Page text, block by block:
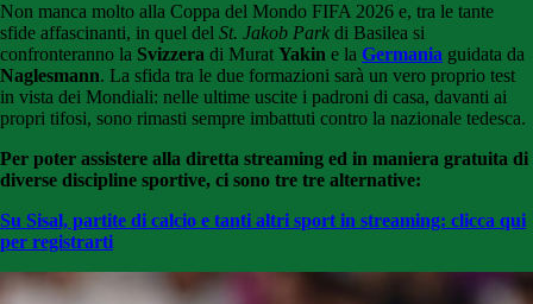
Non manca molto alla Coppa del Mondo FIFA 2026 e, tra le tante
sfide affascinanti, in quel del St. Jakob Park di Basilea si
confronteranno la Svizzera di Murat Yakin e la Germania guidata da
Naglesmann. La sfida tra le due formazioni sarà un vero proprio test
in vista dei Mondiali: nelle ultime uscite i padroni di casa, davanti ai
propri tifosi, sono rimasti sempre imbattuti contro la nazionale tedesca.
Per poter assistere alla diretta streaming ed in maniera gratuita di
diverse discipline sportive, ci sono tre tre alternative:
Su Sisal, partite di calcio e tanti altri sport in streaming: clicca qui
per registrarti